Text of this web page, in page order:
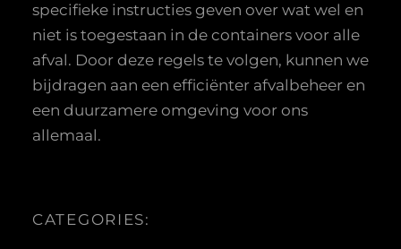
specifieke instructies geven over wat wel en
niet is toegestaan in de containers voor alle
afval. Door deze regels te volgen, kunnen we
bijdragen aan een efficiënter afvalbeheer en
een duurzamere omgeving voor ons
allemaal.
CATEGORIES: